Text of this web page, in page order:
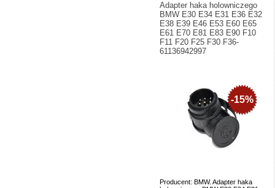
Adapter haka holowniczego
BMW E30 E34 E31 E36 E32
E38 E39 E46 E53 E60 E65
E61 E70 E81 E83 E90 F10
F11 F20 F25 F30 F36-
61136942997
Producent: BMW. Adapter haka
-15%